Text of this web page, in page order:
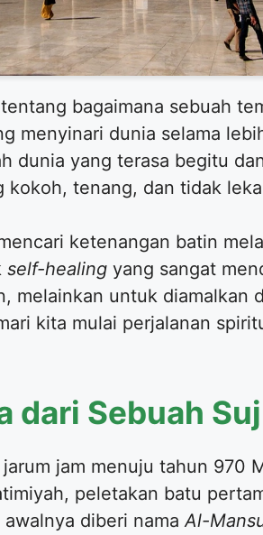
bagaimana sebuah
menyinari dunia selama
dunia yang terasa begitu
kokoh, tenang, dan tidak
ketenangan batin
self-healing yang sangat
melainkan untuk diamalkan
kita mulai perjalanan
dari Sebuah
jam menuju tahun 970
peletakan batu
awalnya diberi namaAl-